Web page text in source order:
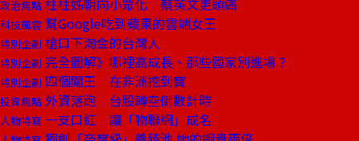
政治焦點 柱柱姊朝向小眾化 蔡英文更頭痛
科技風雲 幫Google吃到蘋果的雲端女王
特別企劃 槍口下淘金的台灣人
特別企劃 完全圖解》哪裡高成長、那些國家別進場？
特別企劃 四個闖王 在非洲挖到寶
投資焦點 外資落跑 台股轉空倒數計時
人物特寫 一支口紅 讓「物聯網」成名